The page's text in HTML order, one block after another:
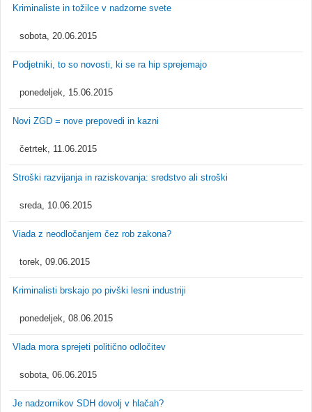
Kriminaliste in tožilce v nadzorne svete
sobota, 20.06.2015
Podjetniki, to so novosti, ki se ra hip sprejemajo
ponedeljek, 15.06.2015
Novi ZGD = nove prepovedi in kazni
četrtek, 11.06.2015
Stroški razvijanja in raziskovanja: sredstvo ali stroški
sreda, 10.06.2015
Viada z neodločanjem čez rob zakona?
torek, 09.06.2015
Kriminalisti brskajo po pivški lesni industriji
ponedeljek, 08.06.2015
Vlada mora sprejeti politično odločitev
sobota, 06.06.2015
Je nadzornikov SDH dovolj v hlačah?